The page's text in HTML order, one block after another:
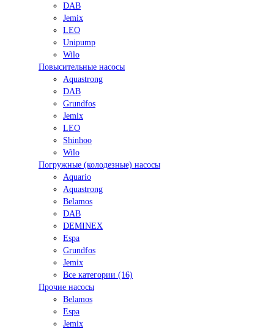
DAB
Jemix
LEO
Unipump
Wilo
Повысительные насосы
Aquastrong
DAB
Grundfos
Jemix
LEO
Shinhoo
Wilo
Погружные (колодезные) насосы
Aquario
Aquastrong
Belamos
DAB
DEMINEX
Espa
Grundfos
Jemix
Все категории (16)
Прочие насосы
Belamos
Espa
Jemix